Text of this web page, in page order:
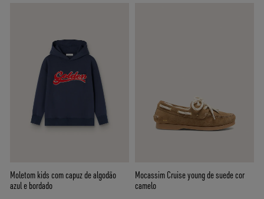
Moletom kids com capuz de algodão
azul e bordado
Mocassim Cruise young de suede cor
camelo